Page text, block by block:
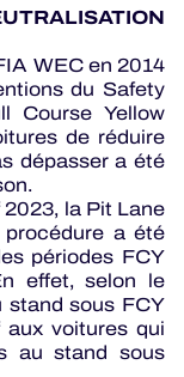
WEC en 2014
du Safety
Course Yellow
de réduire
dépasser a été
la Pit Lane
a été
périodes FCY
effet, selon le
stand sous FCY
voitures qui
au stand sous